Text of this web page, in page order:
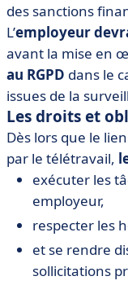
des sanctions
L’employeur
avant la mise en
au RGPD dans le
issues de la
Les droits et
Dès lors que le
par le télétravail,
exécuter les
employeur,
respecter les
et se rendre
sollicitations